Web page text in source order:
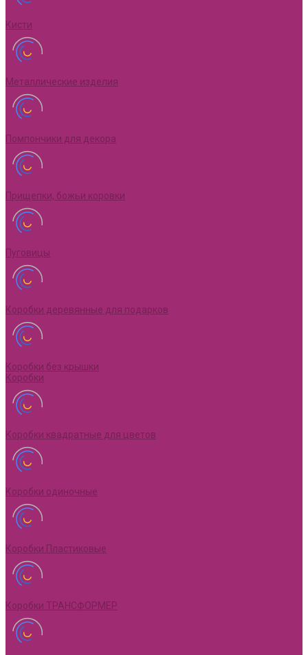
Кисти
Металлические изделия
Помпончики для декора
Прищепки, божьи коровки
Пуговицы
Коробки деревянные для подарков
Коробки без крышки
Коробки
Коробки квадратные для цветов
Коробки одиночные
Коробки Пластиковые
Коробки ТРАНСФОРМЕР